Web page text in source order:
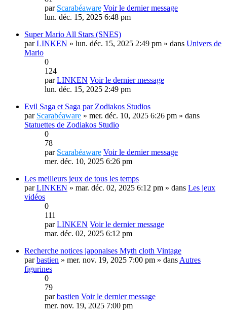
par Scarabéaware Voir le dernier message
lun. déc. 15, 2025 6:48 pm
Super Mario All Stars (SNES)
parLINKEN » lun. déc. 15, 2025 2:49 pm » dans Univers de
Mario
0
124
parLINKEN Voir le dernier message
lun. déc. 15, 2025 2:49 pm
Evil Saga et Saga par Zodiakos Studios
par Scarabéaware » mer. déc. 10, 2025 6:26 pm » dans
Statuettes de Zodiakos Studio
0
78
par Scarabéaware Voir le dernier message
mer. déc. 10, 2025 6:26 pm
Les meilleurs jeux de tous les temps
parLINKEN » mar. déc. 02, 2025 6:12 pm » dans Les jeux
vidéos
0
111
parLINKEN Voir le dernier message
mar. déc. 02, 2025 6:12 pm
Recherche notices japonaises Myth cloth Vintage
parbastien » mer. nov. 19, 2025 7:00 pm » dans Autres
figurines
0
79
parbastien Voir le dernier message
mer. nov. 19, 2025 7:00 pm